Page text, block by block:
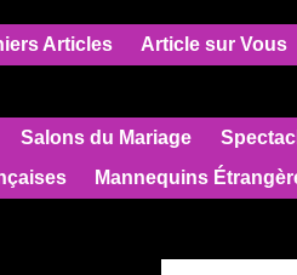
Articles Article sur Vous
Salons du Mariage
Mannequins